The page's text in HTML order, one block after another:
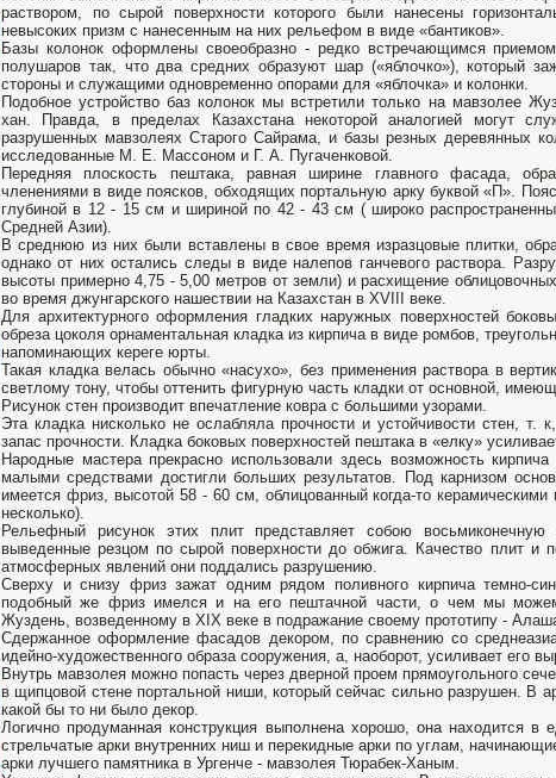
раствором, по сырой поверхности которого были нанесены
невысоких призм с нанесенным на них рельефом в виде «бантиков».
Базы колонок оформлены своеобразно - редко встречающимся
полушаров так, что два средних образуют шар («яблочко»), который
стороны и служащими одновременно опорами для «яблочка» и колонки.
Подобное устройство баз колонок мы встретили только на мавзолее
хан. Правда, в пределах Казахстана некоторой аналогией могут
разрушенных мавзолеях Старого Сайрама, и базы резных деревянных
исследованные М. Е. Массоном и Г. А. Пугаченковой.
Передняя плоскость пештака, равная ширине главного фасада,
членениями в виде поясков, обходящих портальную арку буквой «П».
глубиной в 12 - 15 см и шириной по 42 - 43 см ( широко
Средней Азии).
В среднюю из них были вставлены в свое время изразцовые плитки,
однако от них остались следы в виде налепов ганчевого раствора.
высоты примерно 4,75 - 5,00 метров от земли) и расхищение
во время джунгарского нашествии на Казахстан в XVIII веке.
Для архитектурного оформления гладких наружных поверхностей
обреза цоколя орнаментальная кладка из кирпича в виде ромбов,
напоминающих кереге юрты.
Такая кладка велась обычно «насухо», без применения раствора в
светлому тону, чтобы оттенить фигурную часть кладки от основной,
Рисунок стен производит впечатление ковра с большими узорами.
Эта кладка нисколько не ослабляла прочности и устойчивости стен,
запас прочности. Кладка боковых поверхностей пештака в «елку»
Народные мастера прекрасно использовали здесь возможность
малыми средствами достигли больших результатов. Под карнизом
имеется фриз, высотой 58 - 60 см, облицованный когда-то
несколько).
Рельефный рисунок этих плит представляет собою
выведенные резцом по сырой поверхности до обжига. Качество плит и
атмосферных явлений они поддались разрушению.
Сверху и снизу фриз зажат одним рядом поливного кирпича темно-
подобный же фриз имелся и на его пештачной части, о чем мы
Жуздень, возведенному в XIX веке в подражание своему прототипу -
Сдержанное оформление фасадов декором, по сравнению со
идейно-художественного образа сооружения, а, наоборот, усиливает его
Внутрь мавзолея можно попасть через дверной проем прямоугольного
в щипцовой стене портальной ниши, который сейчас сильно разрушен. В
какой бы то ни было декор.
Логично продуманная конструкция выполнена хорошо, она находится в
стрельчатые арки внутренних ниш и перекидные арки по углам,
арки лучшего памятника в Ургенче - мавзолея Тюрабек-Ханым.